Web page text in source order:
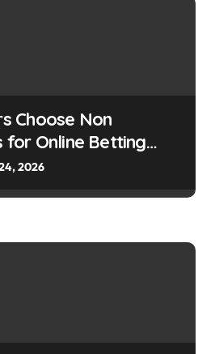
Choose Non
for Online Betting
2026